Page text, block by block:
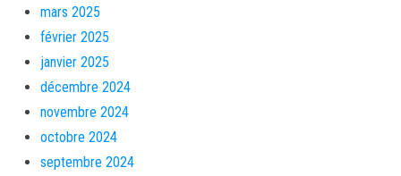
mars 2025
février 2025
janvier 2025
décembre 2024
novembre 2024
octobre 2024
septembre 2024